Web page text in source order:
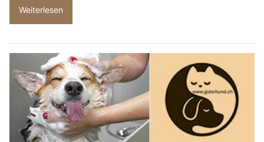
Weiterlesen